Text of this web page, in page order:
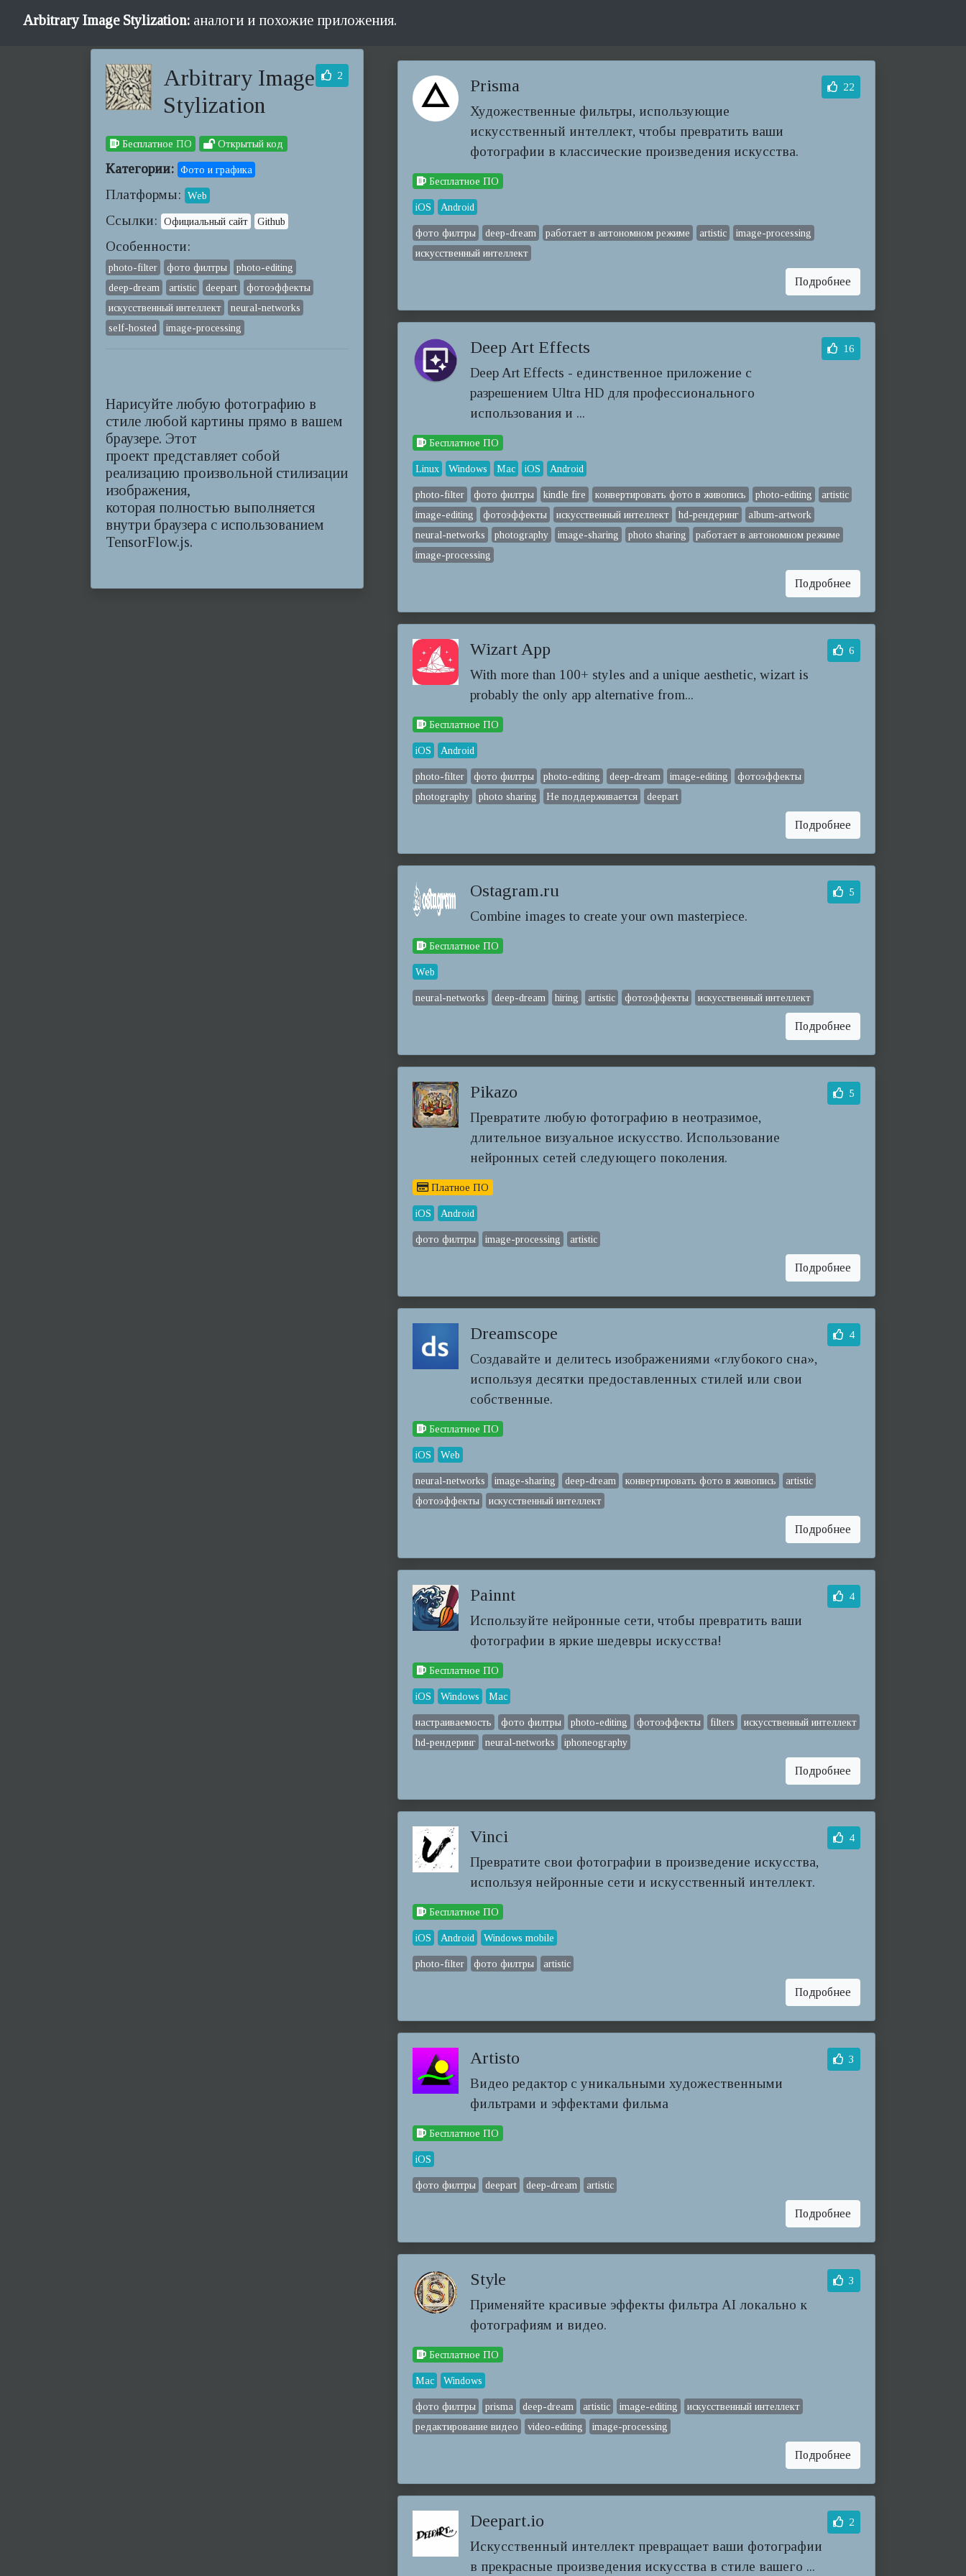
Arbitrary Image Stylization: аналоги и похожие приложения.
Arbitrary Image
Stylization
2
Бесплатное ПО Открытый код
Категории: Фото и графика
Платформы: Web
Ссылки: Официальный сайт Github
Особенности:
photo-filter фото филтры
photo-editing
deep-dream
artistic deepart
фотоэффекты
искусственный интеллект
neural-networks
self-hosted
image-processing
Нарисуйте любую фотографию в
стиле любой картины прямо в вашем
браузере. Этот
проект представляет собой
реализацию произвольной стилизации
изображения,
которая полностью выполняется
внутри браузера с использованием
TensorFlow.js.
Prisma
Художественные фильтры, использующие
искусственный интеллект, чтобы превратить ваши
фотографии в классические произведения искусства.
22
Бесплатное ПО
iOS Android
фото филтры deep-dream работает в автономном режиме artistic
image-processing
искусственный интеллект
Подробнее
Deep Art Effects
Deep Art Effects - единственное приложение с
разрешением Ultra HD для профессионального
использования и ...
16
Бесплатное ПО
Linux Windows Mac iOS Android
photo-filter фото филтры kindle fire конвертировать фото в живопись photo-editing
artistic
image-editing
фотоэффекты искусственный интеллект hd-рендеринг
album-artwork
neural-networks
photography image-sharing photo sharing
работает в автономном режиме
image-processing
Подробнее
Wizart App
With more than 100+ styles and a unique aesthetic, wizart is
probably the only app alternative from...
6
Бесплатное ПО
iOS Android
photo-filter фото филтры photo-editing deep-dream image-editing
фотоэффекты
photography
photo sharing Не поддерживается deepart
Подробнее
Ostagram.ru
Combine images to create your own masterpiece.
5
Бесплатное ПО
Web
neural-networks deep-dream hiring artistic фотоэффекты искусственный интеллект
Подробнее
Pikazo
Превратите любую фотографию в неотразимое,
длительное визуальное искусство. Использование
нейронных сетей следующего поколения.
5
Платное ПО
iOS Android
фото филтры image-processing artistic
Подробнее
Dreamscope
Создавайте и делитесь изображениями «глубокого сна»,
используя десятки предоставленных стилей или свои
собственные.
4
Бесплатное ПО
iOS Web
neural-networks image-sharing deep-dream конвертировать фото в живопись
artistic
фотоэффекты
искусственный интеллект
Подробнее
Painnt
Используйте нейронные сети, чтобы превратить ваши
фотографии в яркие шедевры искусства!
4
Бесплатное ПО
iOS Windows Mac
настраиваемость фото филтры photo-editing фотоэффекты filters
искусственный интеллект
hd-рендеринг
neural-networks iphoneography
Подробнее
Vinci
Превратите свои фотографии в произведение искусства,
используя нейронные сети и искусственный интеллект.
4
Бесплатное ПО
iOS Android Windows mobile
photo-filter фото филтры artistic
Подробнее
Artisto
Видео редактор с уникальными художественными
фильтрами и эффектами фильма
3
Бесплатное ПО
iOS
фото филтры deepart deep-dream artistic
Подробнее
Style
Применяйте красивые эффекты фильтра AI локально к
фотографиям и видео.
3
Бесплатное ПО
Mac Windows
фото филтры prisma deep-dream artistic image-editing
искусственный интеллект
редактирование видео
video-editing image-processing
Подробнее
Deepart.io
Искусственный интеллект превращает ваши фотографии
в прекрасные произведения искусства в стиле вашего ...
2